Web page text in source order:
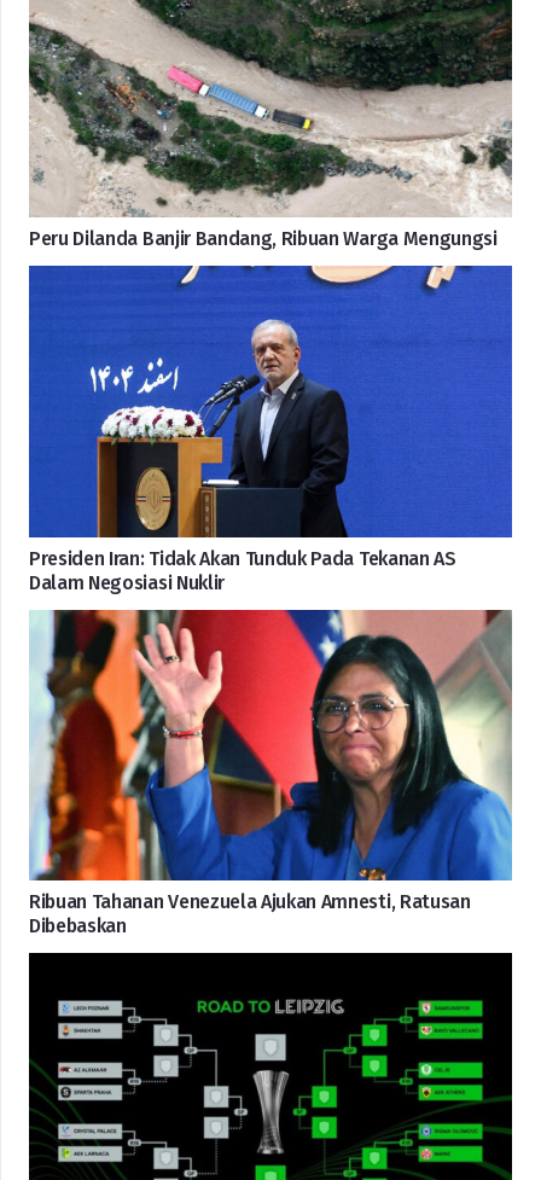
Peru Dilanda Banjir Bandang, Ribuan Warga Mengungsi
Presiden Iran: Tidak Akan Tunduk Pada Tekanan AS
Dalam Negosiasi Nuklir
Ribuan Tahanan Venezuela Ajukan Amnesti, Ratusan
Dibebaskan